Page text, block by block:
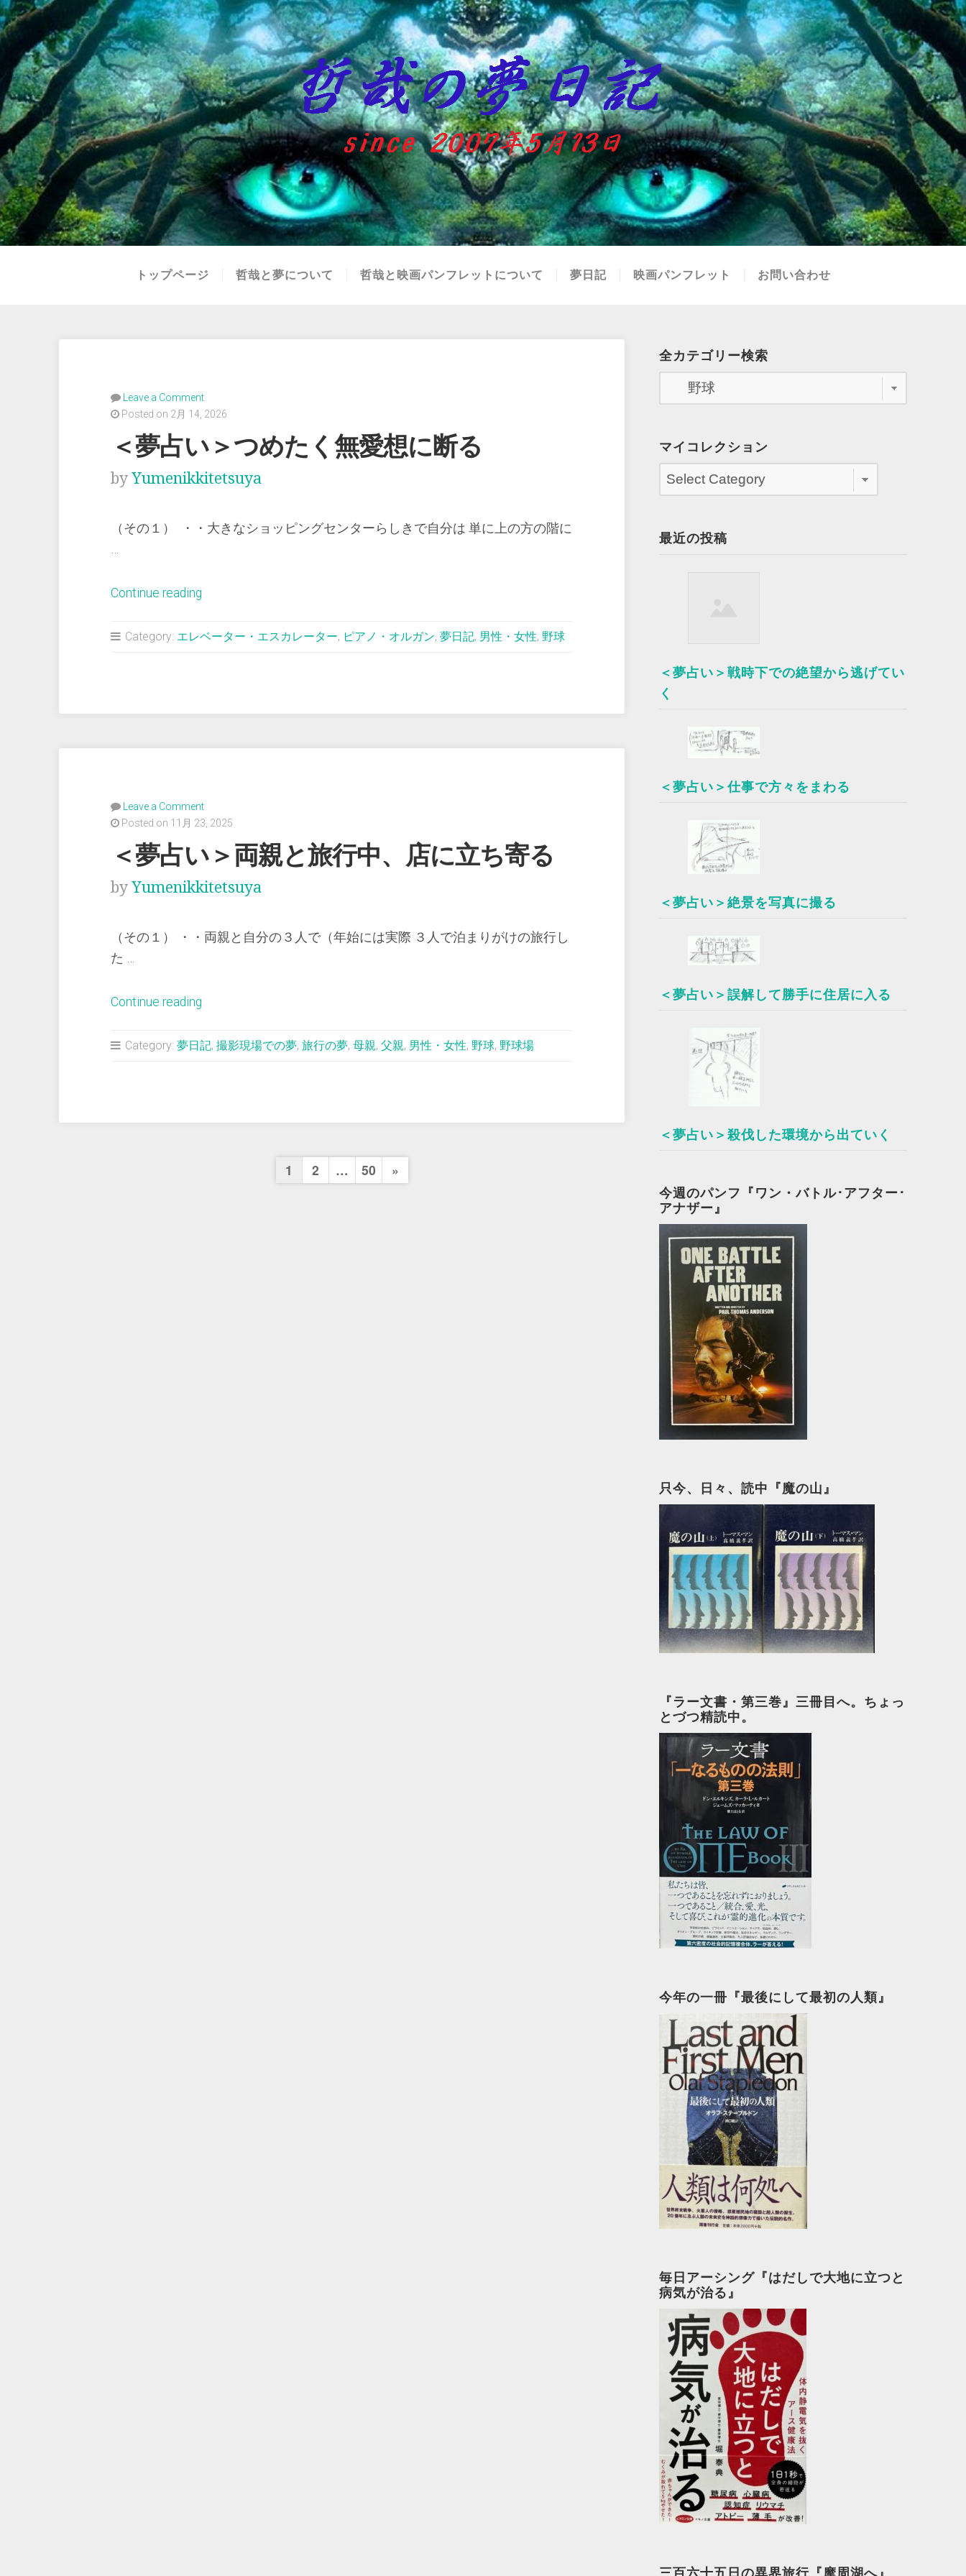
トップページ 哲哉と夢について 哲哉と映画パンフレットについて 夢日記 映画パンフレット お問い合わせ
Leave a Comment
Posted on 2月 14, 2026
＜夢占い＞つめたく無愛想に断る
by Yumenikkitetsuya
（その１） ・・大きなショッピングセンターらしきで自分は 単に上の方の階に
…
Continue reading
占
め
愛
想
断
る”
Category: エレベーター・エスカレーター, ピアノ・オルガン, 夢日記, 男性・女性, 野球
Leave a Comment
Posted on 11月 23, 2025
＜夢占い＞両親と旅行中、店に立ち寄る
by Yumenikkitetsuya
（その１） ・・両親と自分の３人で（年始には実際 ３人で泊まりがけの旅行し
た …
Continue reading
占
親
Category: 夢日記, 撮影現場での夢, 旅行の夢, 母親, 父親, 男性・女性, 野球, 野球場
投
1 2 … 50
Next
»
全カテゴリー検索
マイコレクション
最近の投稿
＜夢占い＞戦時下での絶望から逃げてい
く
＜夢占い＞仕事で方々をまわる
＜夢占い＞絶景を写真に撮る
＜夢占い＞誤解して勝手に住居に入る
＜夢占い＞殺伐した環境から出ていく
今週のパンフ『ワン・バトル･アフター･
アナザー』
只今、日々、読中『魔の山』
『ラー文書・第三巻』三冊目へ。ちょっ
とづつ精読中。
今年の一冊『最後にして最初の人類』
毎日アーシング『はだしで大地に立つと
病気が治る』